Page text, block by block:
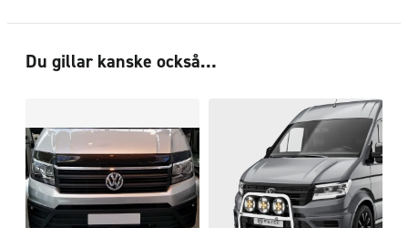
Du gillar kanske också…